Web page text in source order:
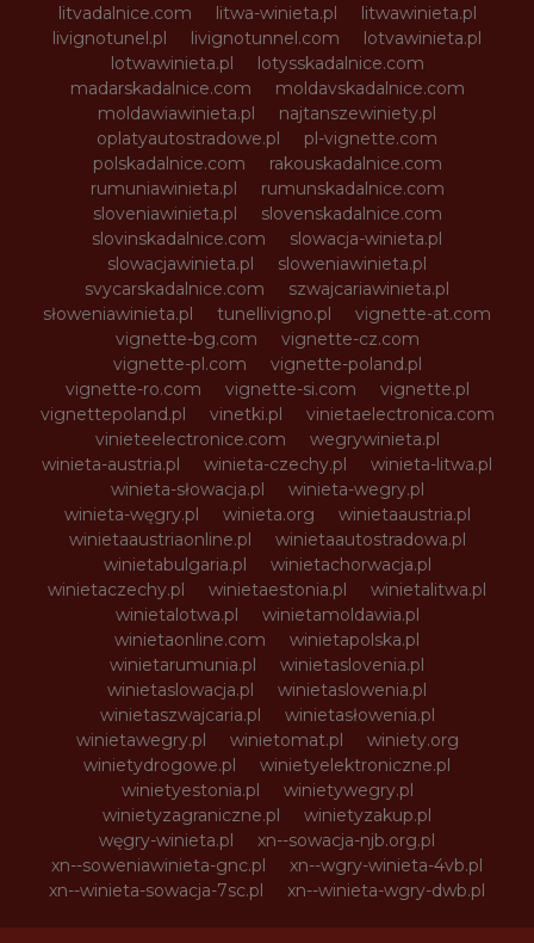
litvadalnice.com
litwa-winieta.pl
litwawinieta.pl
livignotunel.pl
livignotunnel.com
lotvawinieta.pl
lotwawinieta.pl
lotysskadalnice.com
madarskadalnice.com
moldavskadalnice.com
moldawiawinieta.pl
najtanszewiniety.pl
oplatyautostradowe.pl
pl-vignette.com
polskadalnice.com
rakouskadalnice.com
rumuniawinieta.pl
rumunskadalnice.com
sloveniawinieta.pl
slovenskadalnice.com
slovinskadalnice.com
slowacja-winieta.pl
slowacjawinieta.pl
sloweniawinieta.pl
svycarskadalnice.com
szwajcariawinieta.pl
słoweniawinieta.pl
tunellivigno.pl
vignette-at.com
vignette-bg.com
vignette-cz.com
vignette-pl.com
vignette-poland.pl
vignette-ro.com
vignette-si.com
vignette.pl
vignettepoland.pl
vinetki.pl
vinietaelectronica.com
vinieteelectronice.com
wegrywinieta.pl
winieta-austria.pl
winieta-czechy.pl
winieta-litwa.pl
winieta-słowacja.pl
winieta-wegry.pl
winieta-węgry.pl
winieta.org
winietaaustria.pl
winietaaustriaonline.pl
winietaautostradowa.pl
winietabulgaria.pl
winietachorwacja.pl
winietaczechy.pl
winietaestonia.pl
winietalitwa.pl
winietalotwa.pl
winietamoldawia.pl
winietaonline.com
winietapolska.pl
winietarumunia.pl
winietaslovenia.pl
winietaslowacja.pl
winietaslowenia.pl
winietaszwajcaria.pl
winietasłowenia.pl
winietawegry.pl
winietomat.pl
winiety.org
winietydrogowe.pl
winietyelektroniczne.pl
winietyestonia.pl
winietywegry.pl
winietyzagraniczne.pl
winietyzakup.pl
węgry-winieta.pl
xn--sowacja-njb.org.pl
xn--soweniawinieta-gnc.pl
xn--wgry-winieta-4vb.pl
xn--winieta-sowacja-7sc.pl
xn--winieta-wgry-dwb.pl